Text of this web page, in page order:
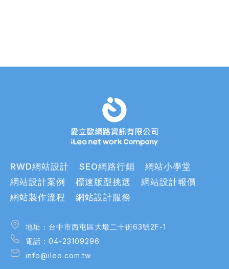
RWD網站設計 SEO網路行銷
網站小學堂
網站設計案例
標速版型挑選
網站設計報價
網站製作流程
網站設計服務
地址：台中市西屯區大墩二十街63號2F-1
電話：04-23109296
info@ileo.com.tw
地址：台中市西屯區大墩二十街63號2F-1
電話：04-23109296